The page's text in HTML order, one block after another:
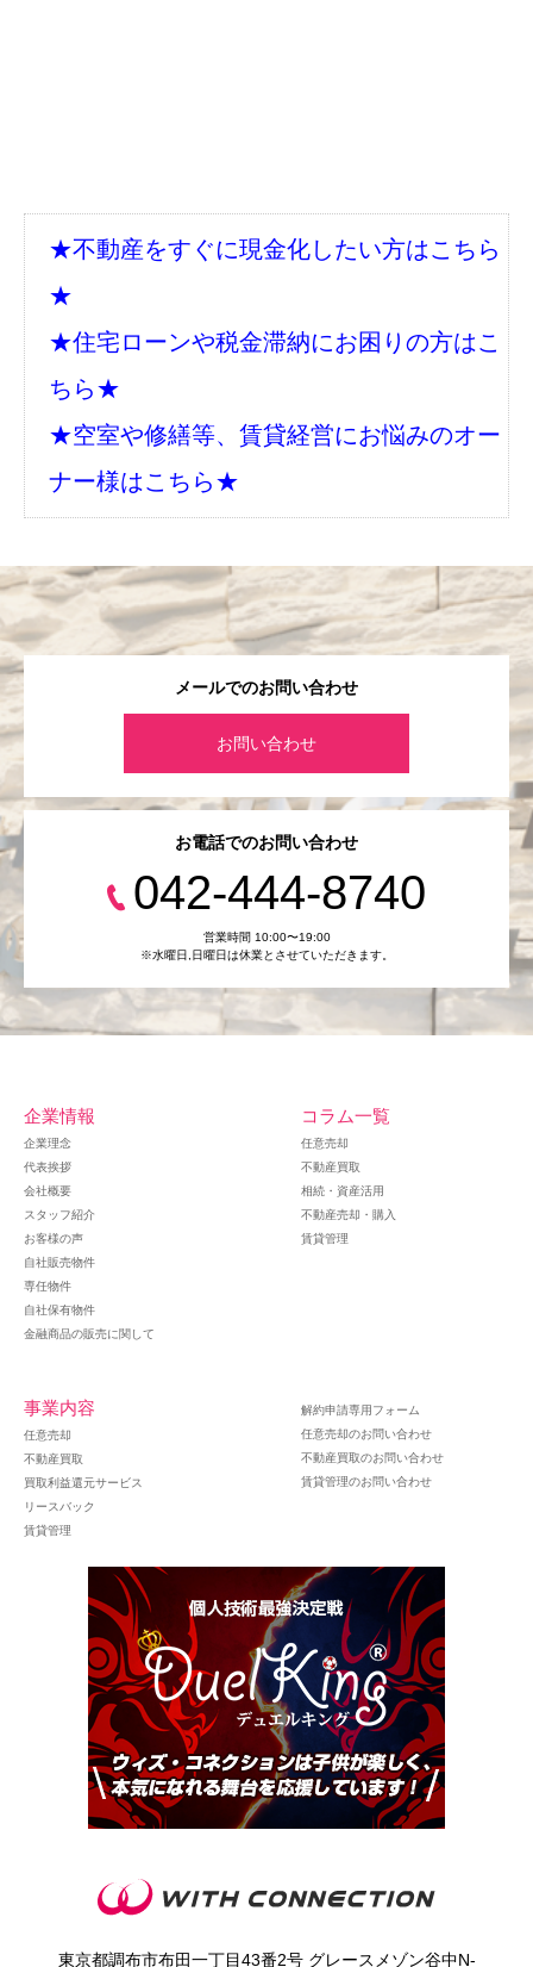
★不動産をすぐに現金化したい方はこちら
★
★住宅ローンや税金滞納にお困りの方はこ
ちら★
★空室や修繕等、賃貸経営にお悩みのオー
ナー様はこちら★
メールでのお問い合わせ
お問い合わせ
お電話でのお問い合わせ
042-444-8740
営業時間 10:00〜19:00
※水曜日,⽇曜日は休業とさせていただきます。
企業情報
企業理念
代表挨拶
会社概要
スタッフ紹介
お客様の声
自社販売物件
専任物件
自社保有物件
金融商品の販売に関して
コラム一覧
任意売却
不動産買取
相続・資産活用
不動産売却・購入
賃貸管理
事業内容
任意売却
不動産買取
買取利益還元サービス
リースバック
賃貸管理
解約申請専用フォーム
任意売却のお問い合わせ
不動産買取のお問い合わせ
賃貸管理のお問い合わせ
東京都調布市布田一丁目43番2号 グレースメゾン谷中N‐